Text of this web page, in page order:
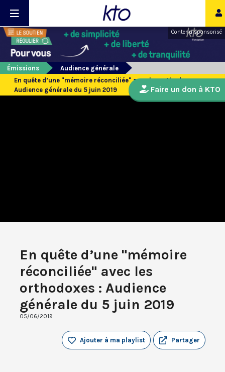
Contenu sponsorisé
Émissions
Audience générale
En quête d’une "mémoire réconciliée" avec les orthodoxes :
Audience générale du 5 juin 2019
En quête d’une "mémoire
réconciliée" avec les
orthodoxes : Audience
générale du 5 juin 2019
05/06/2019
Partager
Ajouter à ma playlist
Faire un don à KTO